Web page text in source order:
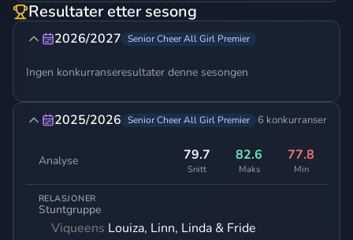
Resultater etter sesong
2026/2027 Senior Cheer All Girl Premier
Ingen konkurranseresultater denne sesongen
2025/2026 Senior Cheer All Girl Premier 6 konkurranser
Analyse 79.7
Snitt
82.6
Maks
77.8
Min
RELASJONER
Stuntgruppe
Viqueens Louiza, Linn, Linda & Fride